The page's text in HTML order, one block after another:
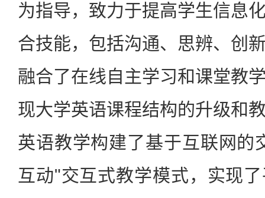
为指导，致力于提高学生信息
合技能，包括沟通、思辨、创
融合了在线自主学习和课堂教
现大学英语课程结构的升级和
英语教学构建了基于互联网的
互动"交互式教学模式，实现